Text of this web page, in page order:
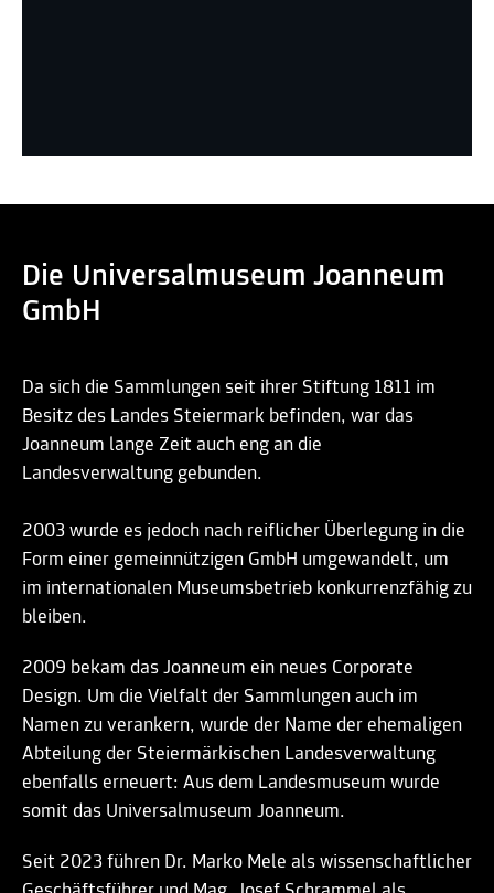
Die Universalmuseum Joanneum
GmbH
Da sich die Sammlungen seit ihrer Stiftung 1811 im
Besitz des Landes Steiermark befinden, war das
Joanneum lange Zeit auch eng an die
Landesverwaltung gebunden.
2003 wurde es jedoch nach reiflicher Überlegung in die
Form einer gemeinnützigen GmbH umgewandelt, um
im internationalen Museumsbetrieb konkurrenzfähig zu
bleiben.
2009 bekam das Joanneum ein neues Corporate
Design. Um die Vielfalt der Sammlungen auch im
Namen zu verankern, wurde der Name der ehemaligen
Abteilung der Steiermärkischen Landesverwaltung
ebenfalls erneuert: Aus dem Landesmuseum wurde
somit das Universalmuseum Joanneum.
Seit 2023 führen Dr. Marko Mele als wissenschaftlicher